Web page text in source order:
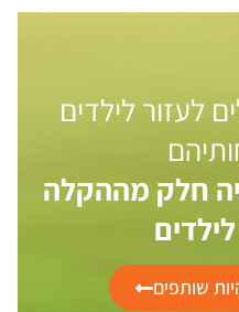
לעזור לילדים
חלק מההקלה
שותפים